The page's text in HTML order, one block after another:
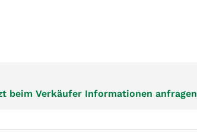
beim Verkäufer Informationen anfragen